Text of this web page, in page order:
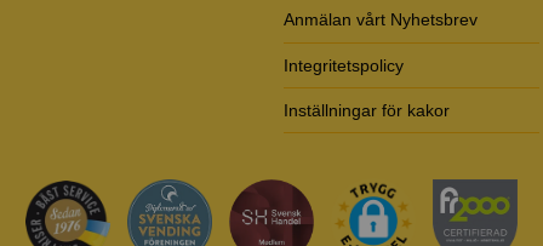
Anmälan vårt Nyhetsbrev
Integritetspolicy
Inställningar för kakor